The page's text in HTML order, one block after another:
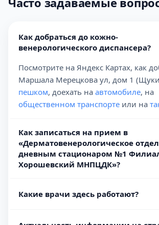
Как добраться до кожно-
венерологического диспансера?
Посмотрите на Яндекс Картах, как
Маршала Мерецкова ул, дом 1
пешком, доехать на автомобиле, на
общественном транспорте или на
Как записаться на прием в
«Дерматовенерологическое
дневным стационаром №1
Хорошевский МНПЦДК»?
Какие врачи здесь работают?